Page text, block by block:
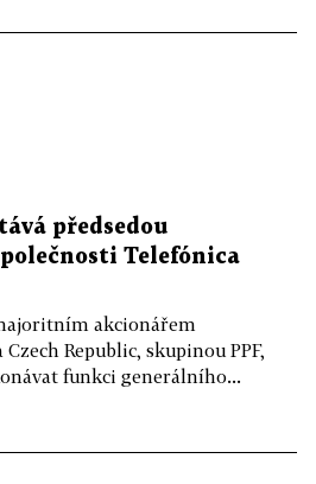
předsedou
Telefónica
akcionářem
Republic, skupinou PPF,
funkci generálního...